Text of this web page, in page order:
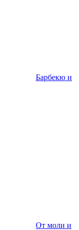
Барбекю и
От моли и